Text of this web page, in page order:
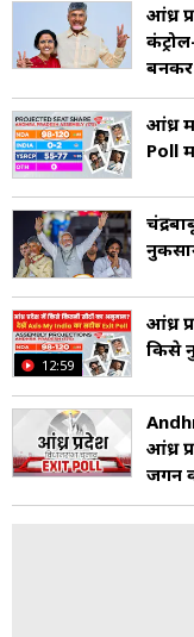
आंध्र
बनकर
आंध्र
Poll
12:59
आंध्र
क‍िसे
आंध्र
जगन